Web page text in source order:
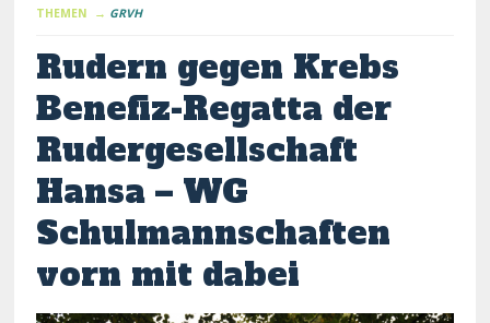
THEMEN → GRVH
Rudern gegen Krebs
Benefiz-Regatta der
Rudergesellschaft
Hansa – WG
Schulmannschaften
vorn mit dabei